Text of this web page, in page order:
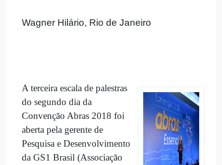
Wagner Hilário, Rio de Janeiro
A terceira escala de palestras
do segundo dia da
Convenção Abras 2018 foi
aberta pela gerente de
Pesquisa e Desenvolvimento
da GS1 Brasil (Associação